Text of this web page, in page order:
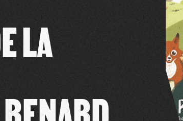
LA